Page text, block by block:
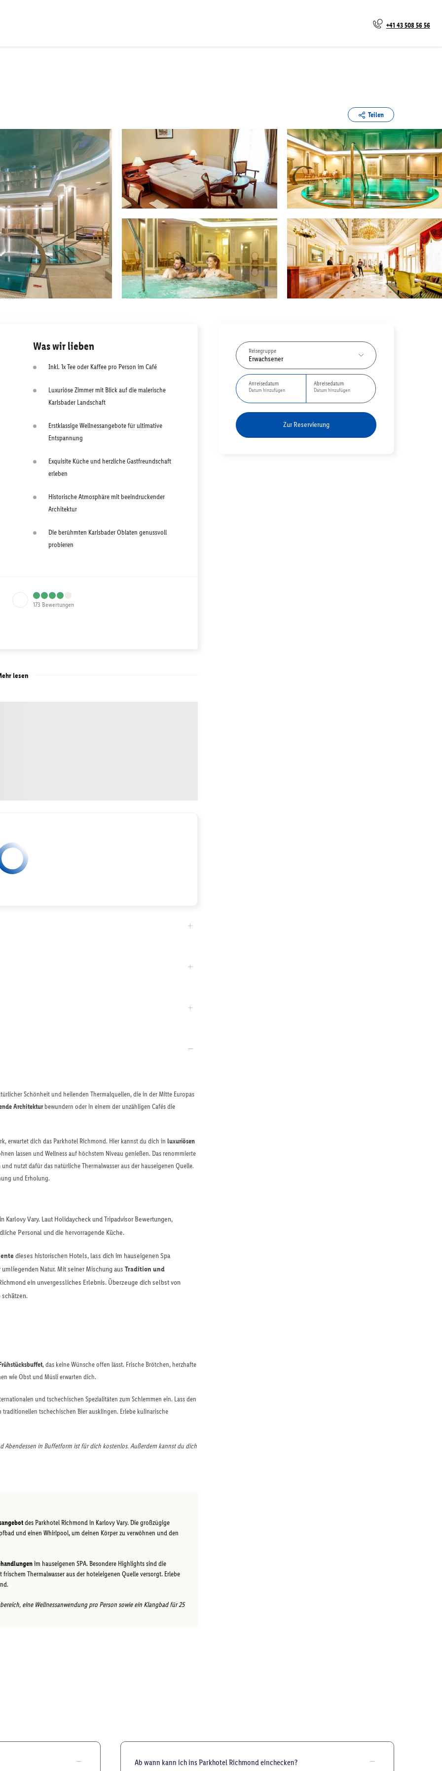
+41 43 508 56 56
Teilen
Reisegruppe
Erwachsener
Anreisedatum
Datum hinzufügen
Abreisedatum
Datum hinzufügen
Zur Reservierung
Was wir lieben
Inkl. 1x Tee oder Kaffee pro Person im Café
Luxuriöse Zimmer mit Blick auf die malerische
Karlsbader Landschaft
Erstklassige Wellnessangebote für ultimative
Entspannung
Exquisite Küche und herzliche Gastfreundschaft
erleben
Historische Atmosphäre mit beeindruckender
Architektur
Die berühmten Karlsbader Oblaten genussvoll
probieren
173 Bewertungen
lesen
Schönheit und heilenden Thermalquellen, die in der Mitte Europas
Architekturbewundern oder in einem der unzähligen Cafés die
erwartet dich das Parkhotel Richmond. Hier kannst du dich in luxuriösen
lassen und Wellness auf höchstem Niveau genießen. Das renommierte
und nutzt dafür das natürliche Thermalwasser aus der hauseigenen Quelle.
und Erholung.
Karlovy Vary. Laut Holidaycheck und Tripadvisor Bewertungen,
Personal und die hervorragende Küche.
dieses historischen Hotels, lass dich im hauseigenen Spa
Natur. Mit seiner Mischung aus Tradition und
ein unvergessliches Erlebnis. Überzeuge dich selbst von
, das keine Wünsche offen lässt. Frische Brötchen, herzhafte
wie Obst und Müsli erwarten dich.
und tschechischen Spezialitäten zum Schlemmen ein. Lass den
tschechischen Bier ausklingen. Erlebe kulinarische
Abendessen in Buffetform ist für dich kostenlos. Außerdem kannst du dich
des Parkhotel Richmond in Karlovy Vary. Die großzügige
und einen Whirlpool, um deinen Körper zu verwöhnen und den
im hauseigenen SPA. Besondere Highlights sind die
frischem Thermalwasser aus der hoteleigenen Quelle versorgt. Erlebe
eine Wellnessanwendung pro Person sowie ein Klangbad für 25
Ab wann kann ich ins Parkhotel Richmond einchecken?